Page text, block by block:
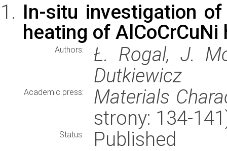
In-situ investigation
heating of
Authors:
Ł. Rogal, J.
Dutkiewicz
Academic press:
Materials
strony: 134-
Status: Published